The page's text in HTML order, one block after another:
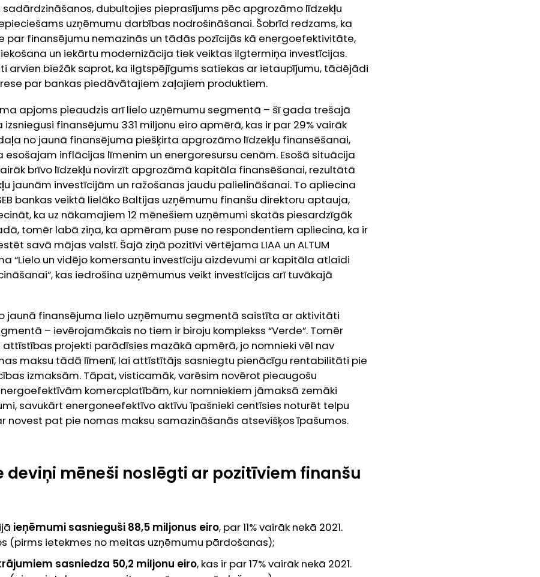
sadārdzināšanos, dubultojies pieprasījums pēc apgrozāmo līdzekļu
uzņēmumu darbības nodrošināšanai. Šobrīd redzams, ka
par finansējumu nemazinās un tādās pozīcijās kā energoefektivitāte,
un iekārtu modernizācija tiek veiktas ilgtermiņa investīcijas.
arvien biežāk saprot, ka ilgtspējīgums satiekas ar ietaupījumu, tādējādi
par bankas piedāvātajiem zaļajiem produktiem.
apjoms pieaudzis arī lielo uzņēmumu segmentā – šī gada trešajā
izsniegusi finansējumu 331 miljonu eiro apmērā, kas ir par 29% vairāk
no jaunā finansējuma piešķirta apgrozāmo līdzekļu finansēšanai,
esošajam inflācijas līmenim un energoresursu cenām. Esošā situācija
brīvo līdzekļu novirzīt apgrozāmā kapitāla finansēšanai, rezultātā
jaunām investīcijām un ražošanas jaudu palielināšanai. To apliecina
bankas veiktā lielāko Baltijas uzņēmumu finanšu direktoru aptauja,
ka uz nākamajiem 12 mēnešiem uzņēmumi skatās piesardzīgāk
tomēr labā ziņa, ka apmēram puse no respondentiem apliecina, ka ir
savā mājas valstī. Šajā ziņā pozitīvi vērtējama LIAA un ALTUM
“Lielo un vidējo komersantu investīciju aizdevumi ar kapitāla atlaidi
kas iedrošina uzņēmumus veikt investīcijas arī tuvākajā
jaunā finansējuma lielo uzņēmumu segmentā saistīta ar aktivitāti
– ievērojamākais no tiem ir biroju komplekss “Verde”. Tomēr
attīstības projekti parādīsies mazākā apmērā, jo nomnieki vēl nav
maksu tādā līmenī, lai attīstītājs sasniegtu pienācīgu rentabilitāti pie
izmaksām. Tāpat, visticamāk, varēsim novērot pieaugošu
komercplatībām, kur nomniekiem jāmaksā zemāki
savukārt energoneefektīvo aktīvu īpašnieki centīsies noturēt telpu
novest pat pie nomas maksu samazināšanās atsevišķos īpašumos.
deviņi mēneši noslēgti ar pozitīviem finanšu
ieņēmumi sasnieguši 88,5 miljonus eiro, par 11% vairāk nekā 2021.
(pirms ietekmes no meitas uzņēmumu pārdošanas);
sasniedza 50,2 miljonu eiro, kas ir par 17% vairāk nekā 2021.